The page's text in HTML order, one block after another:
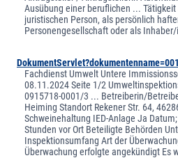
Ausübung einer beruflichen ...
juristischen Person, als persönlich
Personengesellschaft oder als
Fachdienst Umwelt Untere
08.11.2024 Seite 1/2
0915718-0001/3 ... Betreiberin/
Heiming Standort Rekener Str. 64,
Schweinehaltung IED-Anlage Ja
Stunden vor Ort Beteiligte Behörden
Inspektionsumfang Art der
Überwachung erfolgte angekündigt Es